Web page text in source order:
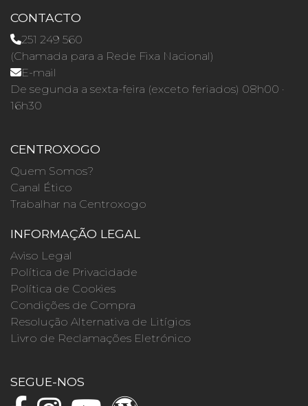
CONTACTO
251 249 560
(Chamada para a Rede Fixa Nacional)
E-mail
De segunda a sexta-feira (exceto feriados) 08h00 ·
16h30
CENTROXOGO
Quem Somos?
Canal Ético
Trabalhar na Centroxogo
INFORMAÇÃO LEGAL
Aviso Legal
Política de Privacidade
Política de Cookies
Condições de Compra
Resolução Alternativa de Litígios
Livro de Reclamações Eletrónico
SEGUE-NOS